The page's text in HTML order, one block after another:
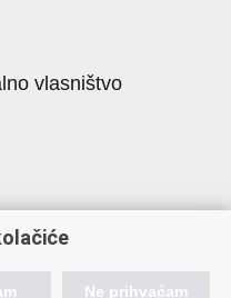
vlasništvo
Ne prihvaćam